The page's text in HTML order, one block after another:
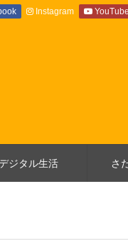
ジタル生活 さ
Instagram YouTube